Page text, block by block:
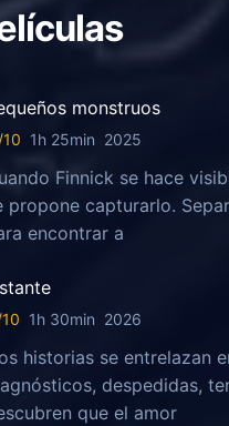
monstruos
1h 25min 2025
Finnick se hace
propone capturarlo.
encontrar a
1h 30min 2026
historias se entrelazan
despedidas,
que el amor